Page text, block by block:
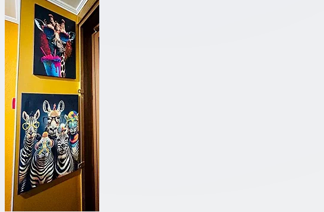
С панорамным видом
С детской комнатой
С шоу программой
Своя парковка
Показать площадок